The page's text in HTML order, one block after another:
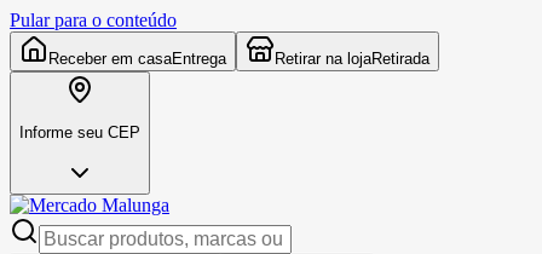
Pular para o conteúdo
Receber em casaEntrega Retirar na lojaRetirada
Informe seu CEP